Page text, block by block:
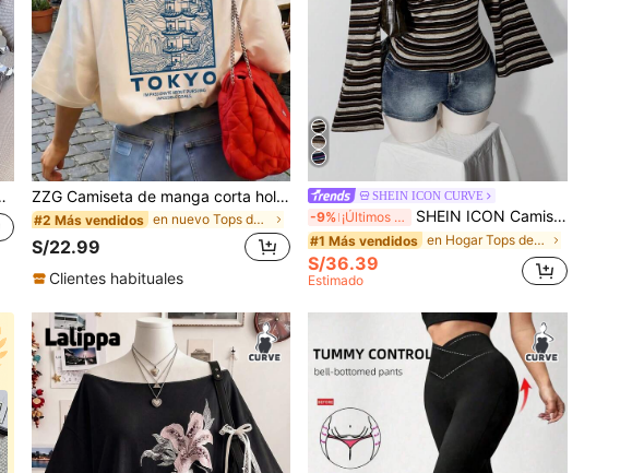
ZZG Camiseta de manga corta holgada de cuello redondo color albaricoque con estampado gráfico "Torre Japonesa + Eslogan de la ciudad de TOKIO" estilo callejero Y2K para mujer talla grande de Es Trus Summer
#2 Más vendidos en nuevo Tops de talla grande
S/22.99
Clientes habituales
SHEIN ICON CURVE
-9% ¡Últimos 2 días SHEIN ICON Camiseta de punto de talla grande estilo Y2K vintage con hombro asimétrico y cintura ceñida, top casual retro de manga larga con hombro asimétrico
#1 Más vendidos en Hogar Tops de talla grande
S/36.39
Estimado